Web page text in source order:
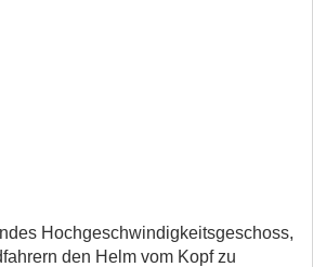
Hochgeschwindigkeitsgeschoss,
den Helm vom Kopf zu